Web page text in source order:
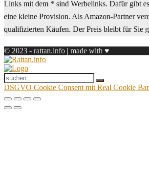
Links mit dem * sind Werbelinks. Dafür gibt
eine kleine Provision. Als Amazon-Partner
qualifizierten Käufen. Der Preis bleibt für Sie
© 2023 - rattan.info | made with ♥
DSGVO Cookie Consent mit Real Cookie